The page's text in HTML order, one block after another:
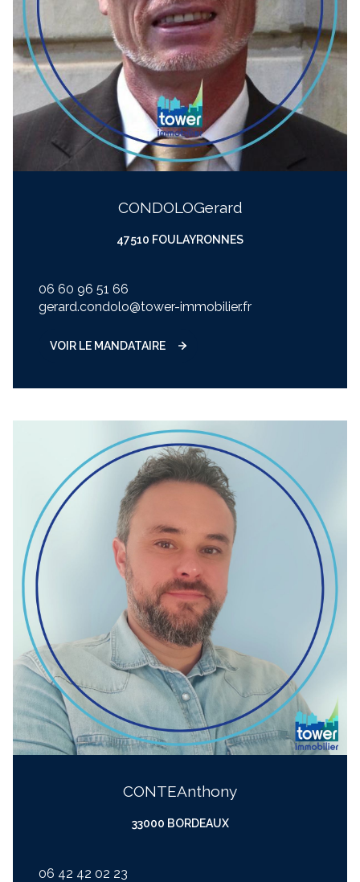
CONDOLO gerard
47510 FOULAYRONNES
06 60 96 51 66
gerard.condolo@tower-immobilier.fr
VOIR LE MANDATAIRE
CONTE anthony
33000 BORDEAUX
06 42 42 02 23